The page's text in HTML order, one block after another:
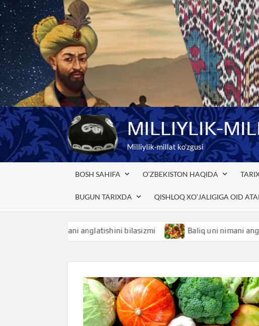
Skip
to
content
MILLIYLIK-
Milliylik-millat ko'zgusi
BOSH SAHIFA O’ZBEKISTON HAQIDA
BUGUN TARIXDA QISHLOQ XO’JALIGIGA OID
nimani anglatishini bilasizmi Baliq uni nimani anglatishini